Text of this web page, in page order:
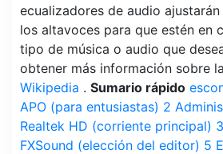
ecualizadores de audio
los altavoces para que estén en
tipo de música o audio que
obtener más información sobre
Wikipedia . Sumario rápido
APO (para entusiastas) 2
Realtek HD (corriente principal) 3
FXSound (elección del editor) 5